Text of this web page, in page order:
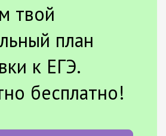
твой
план
к ЕГЭ.
бесплатно!